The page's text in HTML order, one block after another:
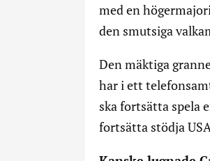
med en
den smutsiga
Den mäktiga
har i ett
ska fortsätta spela
fortsätta stödja